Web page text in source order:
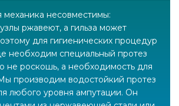
несовместимы:
ржавеют, а гильза может
для гигиенических процедур
необходим специальный протез
не роскошь, а необходимость для
производим водостойкий протез
любого уровня ампутации. Он